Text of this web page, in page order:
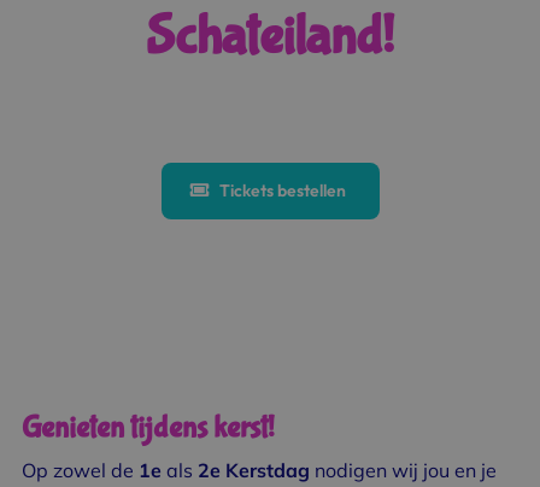
Schateiland!
Tickets bestellen
Genieten tijdens kerst!
Op zowel de 1e als 2e Kerstdag nodigen wij jou en je